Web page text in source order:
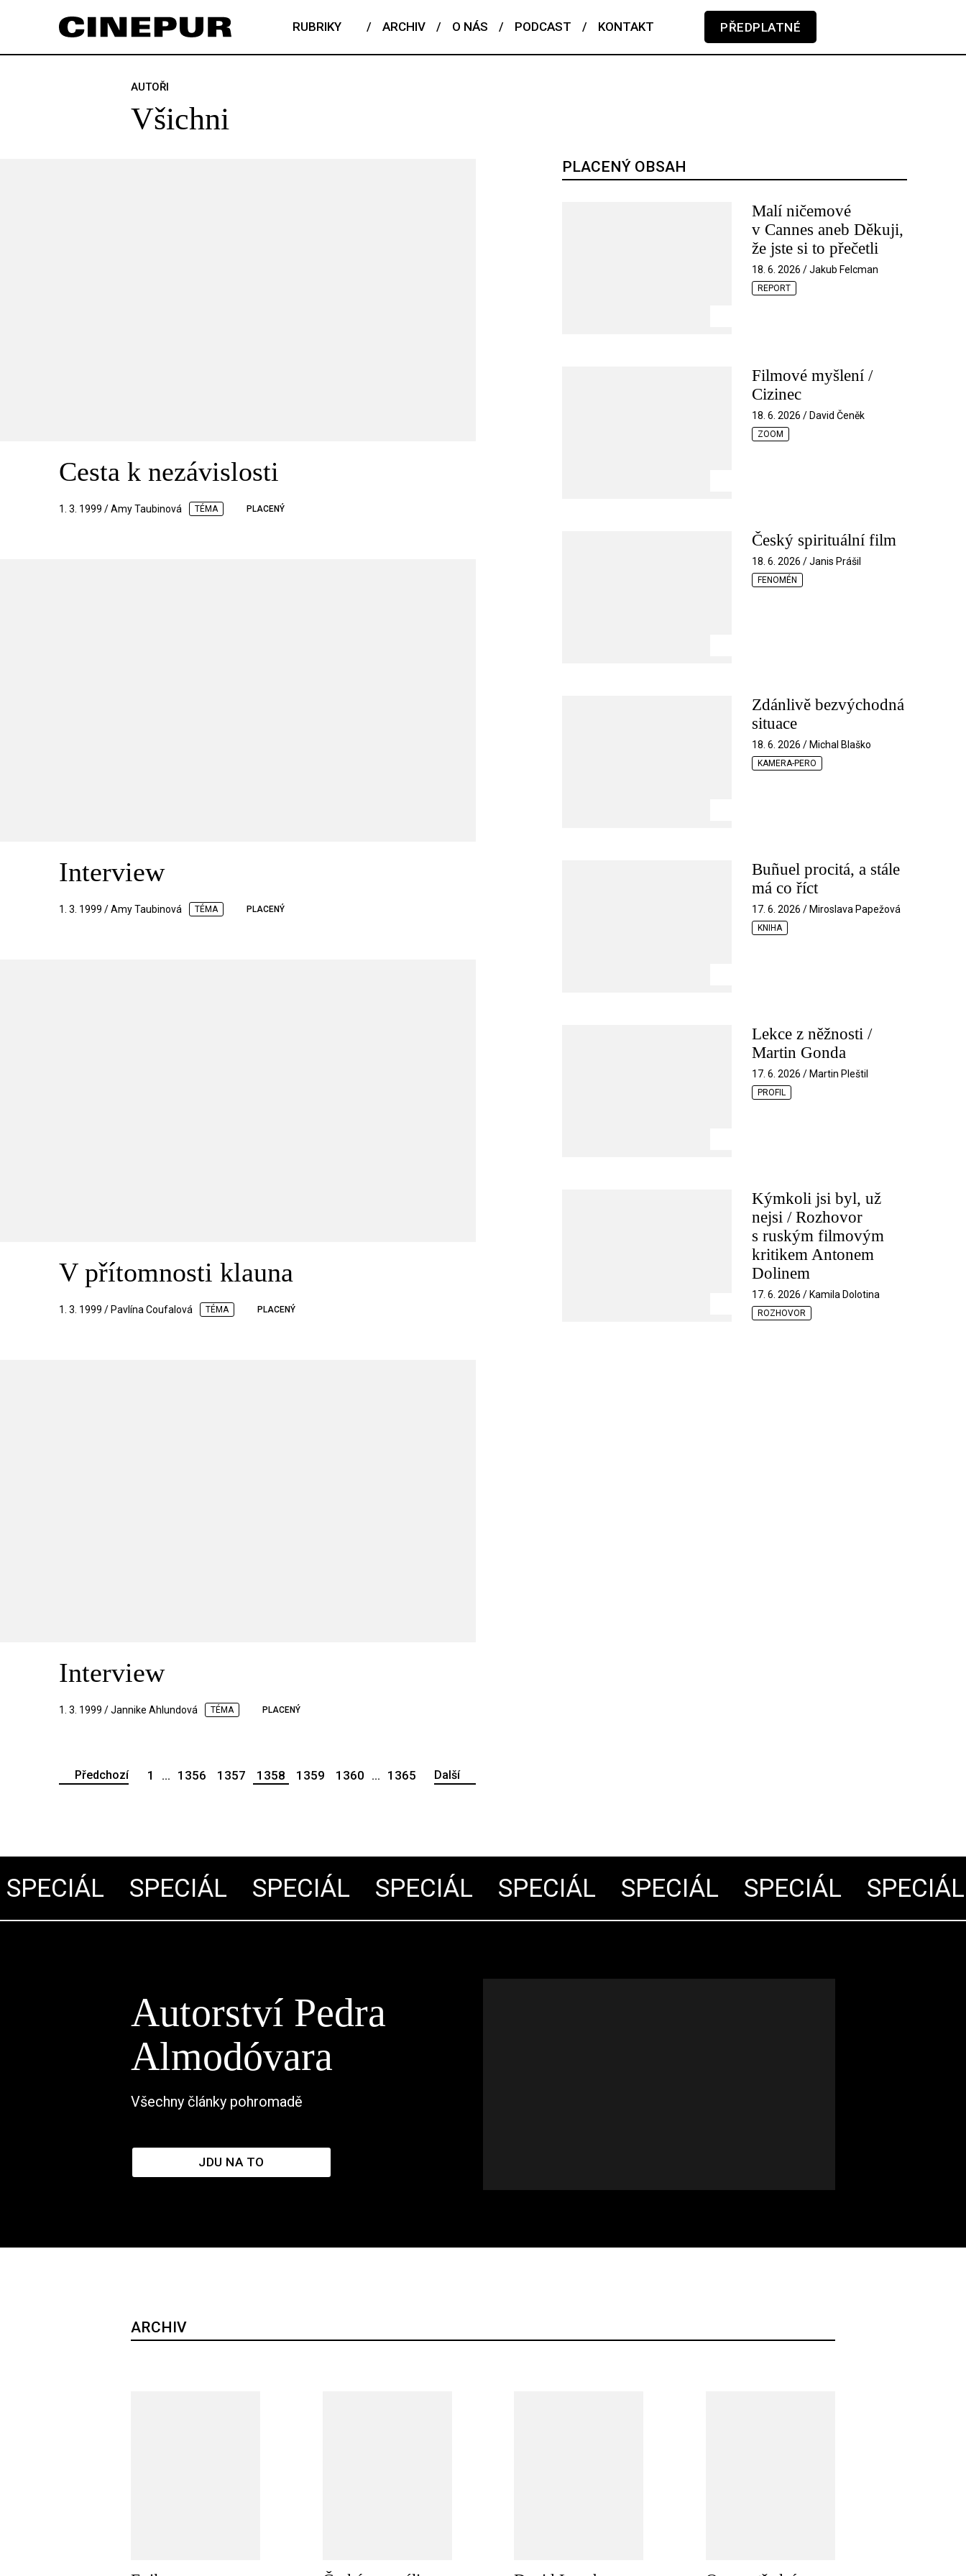
RUBRIKY / ARCHIV / O NÁS / PODCAST / KONTAKT PŘEDPLATNÉ
AUTOŘI
Všichni
Cesta k nezávislosti
1. 3. 1999 / Amy Taubinová TÉMA PLACENÝ
Interview
1. 3. 1999 / Amy Taubinová TÉMA PLACENÝ
V přítomnosti klauna
1. 3. 1999 / Pavlína Coufalová TÉMA PLACENÝ
Interview
1. 3. 1999 / Jannike Ahlundová TÉMA PLACENÝ
Předchozí 1 ... 1356 1357 1358 1359 1360 ... 1365 Další
PLACENÝ OBSAH
Malí ničemové
v Cannes aneb Děkuji,
že jste si to přečetli
18. 6. 2026 / Jakub Felcman
REPORT
Filmové myšlení /
Cizinec
18. 6. 2026 / David Čeněk
ZOOM
Český spirituální film
18. 6. 2026 / Janis Prášil
FENOMÉN
Zdánlivě bezvýchodná
situace
18. 6. 2026 / Michal Blaško
KAMERA-PERO
Buñuel procitá, a stále
má co říct
17. 6. 2026 / Miroslava Papežová
KNIHA
Lekce z něžnosti /
Martin Gonda
17. 6. 2026 / Martin Pleštil
PROFIL
Kýmkoli jsi byl, už
nejsi / Rozhovor
s ruským filmovým
kritikem Antonem
Dolinem
17. 6. 2026 / Kamila Dolotina
ROZHOVOR
SPECIÁL SPECIÁL SPECIÁL SPECIÁL SPECIÁL SPECIÁL SPECIÁL
Autorství Pedra
Almodóvara
Všechny články pohromadě
JDU NA TO
ARCHIV